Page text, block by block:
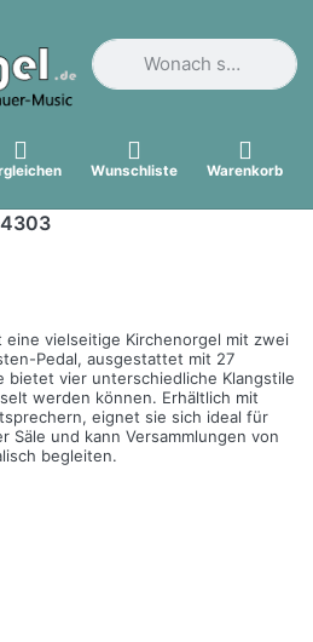
Geben Sie einen
Wunschliste Warenkorb
eine vielseitige Kirchenorgel mit zwei
Pedal, ausgestattet mit 27
bietet vier unterschiedliche Klangstile
werden können. Erhältlich mit
eignet sie sich ideal für
Säle und kann Versammlungen von
begleiten.